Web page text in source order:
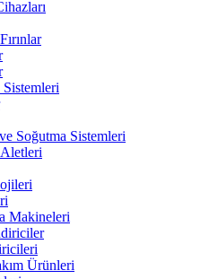
Sistemleri
Soğutma Sistemleri
Makineleri
Ürünleri